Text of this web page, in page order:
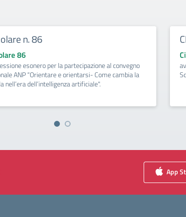
n. 86
86
esonero per la partecipazione al convegno
ANP “Orientare e orientarsi- Come cambia la
nell’era dell’intelligenza artificiale".
App